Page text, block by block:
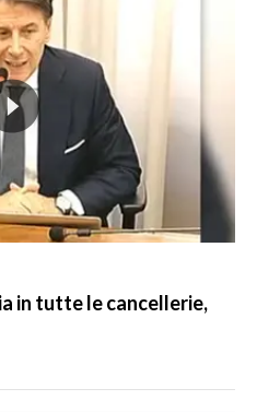
in tutte le cancellerie,